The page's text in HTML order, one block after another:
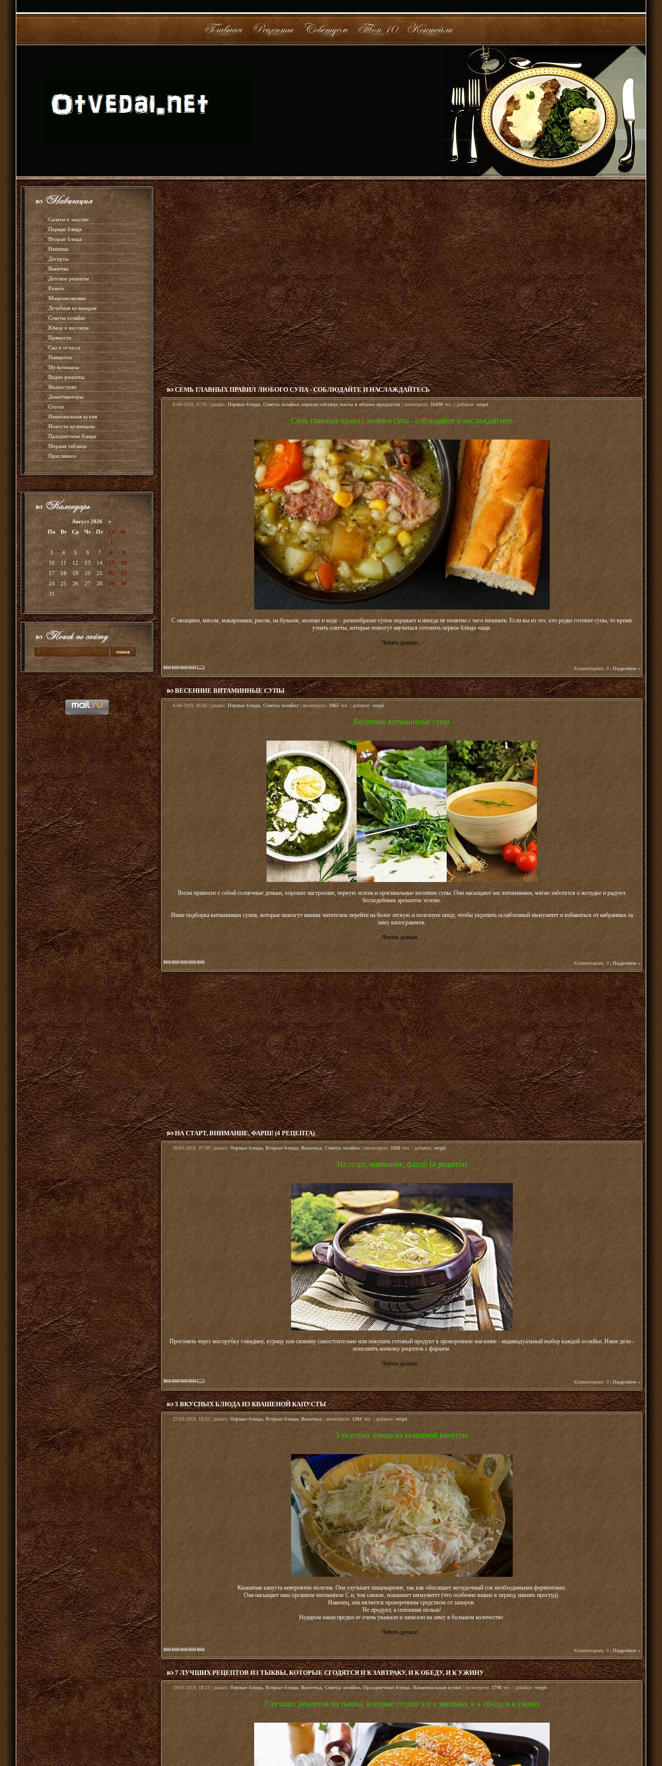
» Салаты и закуски
» Первые блюда
» Вторые блюда
» Напитки
»Десерты
» Выпечка
» Детские рецепты
» Разное
» Микроволновка
» Лечебная кулинария
» Советы хозяйке
» Юмор о вкусном
» Пряности
» Сад и огород
» Пикничок
» Мультиварка
» Видео рецепты
» Видеостряп
» Демотиваторы
» Соусы
» Национальная кухня
» Новости кулинарии
» Праздничные блюда
» Мерная таблица
» Присланное
« Август 2026 »
Пн
Вт Ср Чт Пт Сб
Вс
1
2
3
4 5 6 7 8
9
10
11 12 13 14 15
16
17
18 19 20 21 22
23
24
25 26 27 28 29
30
31
СЕМЬ ГЛАВНЫХ ПРАВИЛ ЛЮБОГО СУПА - СОБЛЮДАЙТЕ И НАСЛАЖДАЙТЕСЬ
6-04-2019, 07:01 | раздел: Первые блюда,Советы хозяйке,мерная таблица массы и объема продуктов| посмотрело: 16490 чел. | добавил:sergei
Семь главных правил любого супа - соблюдайте и наслаждайтесь
С овощами, мясом, макаронами, рисом, на бульоне, молоке и воде – разнообразие супов поражает и иногда не понятно с чего начинать. Если вы из тех, кто редко готовит супы, то время
узнать советы, которые помогут научиться готовить первое блюдо чаще.
Читать дальше...
Комментариев: 0 |Подробнее »
ВЕСЕННИЕ ВИТАМИННЫЕ СУПЫ
6-04-2019, 06:05 | раздел: Первые блюда,Советы хозяйке | посмотрело:1065 чел. | добавил: sergei
Весенние витаминные супы
Весна приносит с собой солнечные деньки, хорошее настроение, первую зелень и оригинальные весенние супы. Они насыщают нас витаминами, мягко заботятся о желудке и радуют
бесподобным ароматом зелени.
Ниже подборка витаминных супов, которые помогут нашим читателям перейти на более легкую и полезную пищу, чтобы укрепить ослабленный иммунитет и избавиться от набранных за
зиму килограммов.
Читать дальше...
Комментариев: 0 |Подробнее »
НА СТАРТ, ВНИМАНИЕ, ФАРШ! (4 РЕЦЕПТА)
30-03-2019, 07:08 | раздел:Первые блюда, Вторые блюда, Выпечка,Советы хозяйке| посмотрело: 1426 чел. | добавил: sergei
На старт, внимание, фарш! (4 рецепта)
Прогонять через мясорубку говядину, курицу или свинину самостоятельно или покупать готовый продукт в проверенном магазине - индивидуальный выбор каждой хозяйки. Наше дело -
пополнить копилку рецептов с фаршем.
Читать дальше...
Комментариев: 0 |Подробнее »
3 ВКУСНЫХ БЛЮДА ИЗ КВАШЕНОЙ КАПУСТЫ
27-03-2019, 18:52 | раздел:Первые блюда, Вторые блюда, Выпечка| посмотрело: 1301 чел. | добавил:sergei
3 вкусных блюда из квашеной капусты
Квашеная капуста невероятно полезна. Она улучшает пищеварение, так как обогащает желудочный сок необходимыми ферментами.
Она насыщает наш организм витамином С и, тем самым, повышает иммунитет (что особенно важно в период зимних простуд).
Наконец, она является проверенным средством от запоров.
Не продукт, а сплошная польза!
Недаром наши предки ее очень уважали и запасали на зиму в большом количестве.
Читать дальше...
Комментариев: 0 |Подробнее »
7 ЛУЧШИХ РЕЦЕПТОВ ИЗ ТЫКВЫ, КОТОРЫЕ СГОДЯТСЯ И К ЗАВТРАКУ, И К ОБЕДУ, И К УЖИНУ
19-03-2019, 18:21 | раздел:Первые блюда, Вторые блюда, Выпечка,Советы хозяйке, Праздничные блюда,Национальная кухня | посмотрело: 1798 чел. | добавил:sergei
7 лучших рецептов из тыквы, которые сгодятся и к завтраку, и к обеду, и к ужину